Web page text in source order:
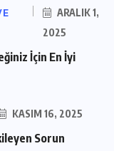
ARALIK 1,
2025
İçin En İyi
KASIM 16, 2025
Sorun